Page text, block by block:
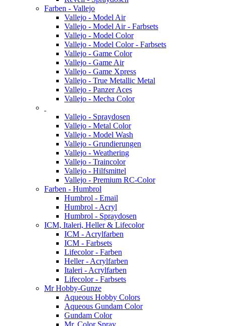
Farben - Vallejo
Vallejo - Model Air
Vallejo - Model Air - Farbsets
Vallejo - Model Color
Vallejo - Model Color - Farbsets
Vallejo - Game Color
Vallejo - Game Air
Vallejo - Game Xpress
Vallejo - True Metallic Metal
Vallejo - Panzer Aces
Vallejo - Mecha Color
Vallejo - Spraydosen
Vallejo - Metal Color
Vallejo - Model Wash
Vallejo - Grundierungen
Vallejo - Weathering
Vallejo - Traincolor
Vallejo - Hilfsmittel
Vallejo - Premium RC-Color
Farben - Humbrol
Humbrol - Email
Humbrol - Acryl
Humbrol - Spraydosen
ICM, Italeri, Heller & Lifecolor
ICM - Acrylfarben
ICM - Farbsets
Lifecolor - Farben
Heller - Acrylfarben
Italeri - Acrylfarben
Lifecolor - Farbsets
Mr Hobby-Gunze
Aqueous Hobby Colors
Aqueous Gundam Color
Gundam Color
Mr. Color Spray